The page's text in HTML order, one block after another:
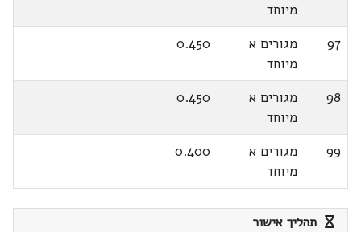
מיוחד
97
מגורים א
מיוחד
0.450
98
מגורים א
מיוחד
0.450
99
מגורים א
מיוחד
0.400
תהליך אישור